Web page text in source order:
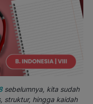
sebelumnya, kita sudah
struktur, hingga kaidah